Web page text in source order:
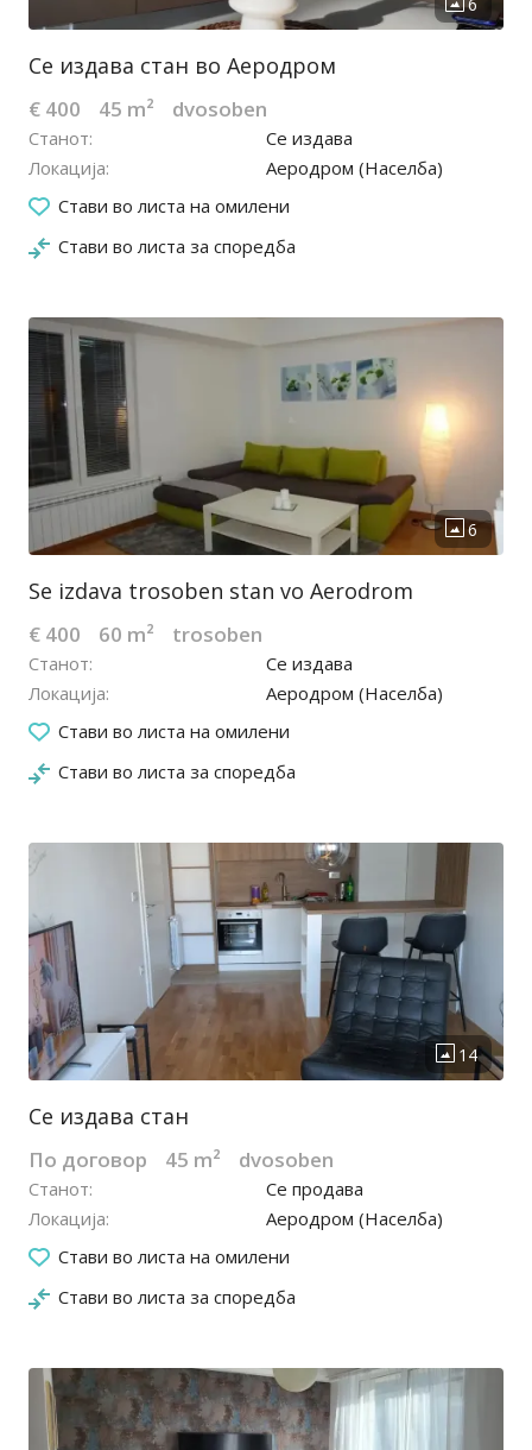
Се издава стан во Аеродром
€ 400 45 m² dvosoben
Станот
Се издава
Локација
Аеродром (Населба)
Стави во листа на омилени
Стави во листа за споредба
11.07.2026
Se izdava trosoben stan vo Aerodrom
€ 400 60 m² trosoben
Станот
Се издава
Локација
Аеродром (Населба)
Стави во листа на омилени
Стави во листа за споредба
29.06.2026
Се издава стан
По договор 45 m² dvosoben
Станот
Се продава
Локација
Аеродром (Населба)
Стави во листа на омилени
Стави во листа за споредба
24.06.2026